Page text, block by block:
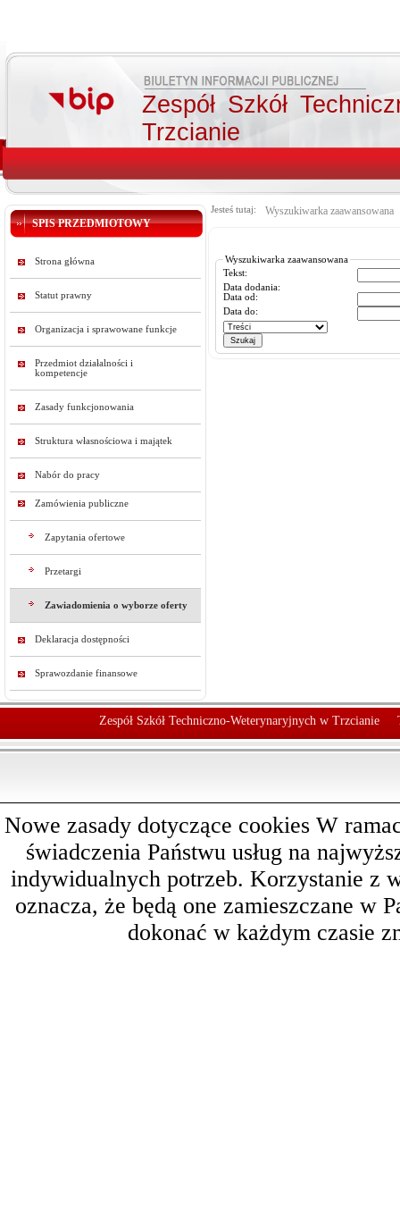
Zespół Szkół
Trzcianie
SPIS PRZEDMIOTOWY
Strona główna
Statut prawny
Organizacja i sprawowane funkcje
Przedmiot działalności i
kompetencje
Zasady funkcjonowania
Struktura własnościowa i majątek
Nabór do pracy
Zamówienia publiczne
Zapytania ofertowe
Przetargi
Zawiadomienia o wyborze oferty
Deklaracja dostępności
Sprawozdanie finansowe
Jesteś tutaj: Wyszukiwarka zaawansowana
Wyszukiwarka zaawansowana
Tekst:
Data dodania:
Data od:
Data do:
Zespół Szkół Techniczno-Weterynaryjnych w Trzcianie
Nowe zasady dotyczące cookies W
świadczenia Państwu usług na
indywidualnych potrzeb. Korzystanie z
oznacza, że będą one zamieszczane w
dokonać w każdym czasie